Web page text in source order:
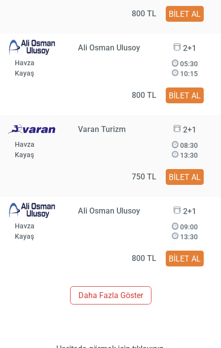
800 TL BİLET AL
Ali Osman Ulusoy 2+1
Havza
Kayaş
05:30
10:15
800 TL BİLET AL
Varan Turizm 2+1
Havza
Kayaş
08:30
13:30
750 TL BİLET AL
Ali Osman Ulusoy 2+1
Havza
Kayaş
09:00
13:30
800 TL BİLET AL
Daha Fazla Göster